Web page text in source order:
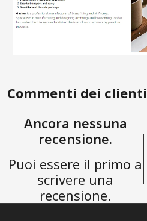
Commenti dei clienti
Ancora nessuna
recensione.
Puoi essere il primo a
scrivere una
recensione.